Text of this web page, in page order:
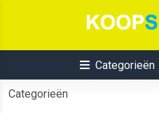
Categorieën
Categorieën